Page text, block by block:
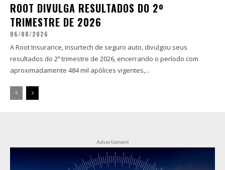
ROOT DIVULGA RESULTADOS DO 2º
TRIMESTRE DE 2026
06/08/2026
A Root Insurance, insurtech de seguro auto, divulgou seus
resultados do 2º trimestre de 2026, encerrando o período com
aproximadamente 484 mil apólices vigentes,...
Advertisment